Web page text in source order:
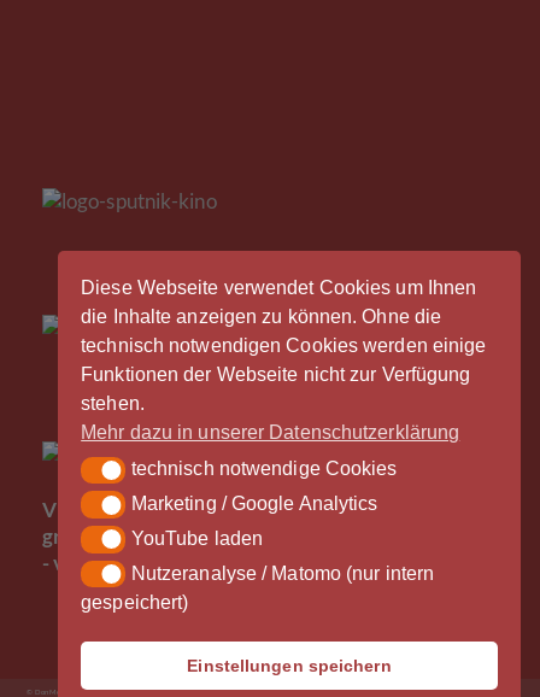
Diese Webseite verwendet Cookies um Ihnen
die Inhalte anzeigen zu können. Ohne die
technisch notwendigen Cookies werden einige
Funktionen der Webseite nicht zur Verfügung
stehen.
Mehr dazu in unserer Datenschutzerklärung
technisch notwendige Cookies
technisch notwendige Cookies
Marketing / Google Analytics
Marketing / Google Analytics
YouTube laden
YouTube laden
Nutzeranalyse / Matomo (nur intern gespeichert)
Nutzeranalyse / Matomo (nur intern
gespeichert)
Einstellungen speichern
Vinylrausch wäre nicht möglich ohne die
großzügige Unterstützung durch unsere Partner
- vielen Dank!
© Don Medien 2026 Impressum Datenschutzerklärung AGB – News und Termine Was? Wie? Wo?